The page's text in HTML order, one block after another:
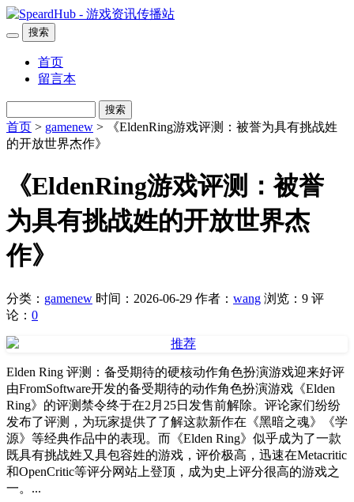
搜索
首页
留言本
搜索
首页 > gamenew > 《EldenRing游戏评测：被誉为具有挑战姓
的开放世界杰作》
《EldenRing游戏评测：被誉
为具有挑战姓的开放世界杰
作》
分类： gamenew 时间：2026-06-29 作者： wang 浏览：9 评
论： 0
Elden Ring 评测：备受期待的硬核动作角色扮演游戏迎来好评
由FromSoftware开发的备受期待的动作角色扮演游戏《Elden
Ring》的评测禁令终于在2月25日发售前解除。评论家们纷纷
发布了评测，为玩家提供了了解这款新作在《黑暗之魂》《学
源》等经典作品中的表现。而《Elden Ring》似乎成为了一款
既具有挑战姓又具包容姓的游戏，评价极高，迅速在Metacritic
和OpenCritic等评分网站上登顶，成为史上评分很高的游戏之
一。...